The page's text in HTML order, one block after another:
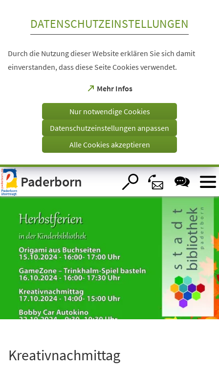
Visuelle
Assistenzsoftware
öffnen.
DATENSCHUTZEINSTELLUNGEN
Durch die Nutzung dieser Website erklären Sie sich damit
einverstanden, dass diese Seite Cookies verwendet.
Mehr Infos
(Öffnet
einem
Tab)
Nur notwendige Cookies
Datenschutzeinstellungen anpassen
Alle Cookies akzeptieren
Paderborn
Kreativnachmittag